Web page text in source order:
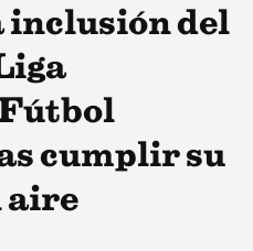
inclusión del
cumplir su
aire